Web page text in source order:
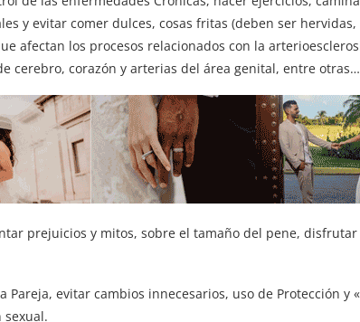
y evitar comer dulces, cosas fritas (deben ser
afectan los procesos relacionados con la
cerebro, corazón y arterias del área genital, entre
prejuicios y mitos, sobre el tamaño del pene,
evitar cambios innecesarios, uso de Protección y